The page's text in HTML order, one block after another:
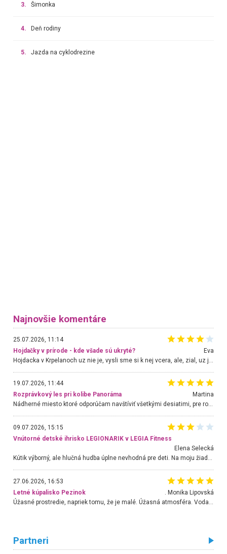
3. Šimonka
4. Deň rodiny
5. Jazda na cyklodrezine
Najnovšie komentáre
25.07.2026, 11:14
Hojdačky v prírode - kde všade sú ukryté?
Eva
19.07.2026, 11:44
Rozprávkový les pri kolibe Panoráma
Martina
Nádherné miesto ktoré odporúčam navštíviť všetkými desiatimi, pre rodiny s deťmi, dôchodcom... Proste a jednoducho ozaj rozprávkový les.. určite ešte prídeme. Odniesli sme si na pamiatku krásne tričká,
09.07.2026, 15:15
Vnútorné detské ihrisko LEGIONARIK v LEGIA Fitness
Elena Selecká
Kútik výborný, ale hlučná hudba úplne nevhodná pre deti. Na moju žiadosť o aspoň sušenie nereagovali.
27.06.2026, 16:53
Letné kúpalisko Pezinok
. Monika Lipovská
Úžasné prostredie, napriek tomu, že je malé. Úžasná atmosféra. Voda fantastická a nádherná. Ľudí je pomerne veľa, ale su mili a ohľaduplní. Je veľmi zaujímavé sledovať, ako dokážu spolu športovať cudzí ľudia a bez ohľadu na vek. Vládne tu pohoda. Vnuka neviem dostať z vody. Ďakujem za krásny deň . Urcite sa sem vrátim. Jediný problém je s parkovaním, ale aj ten sa mi podarilo vyriešiť. Monika Bratislava
Partneri